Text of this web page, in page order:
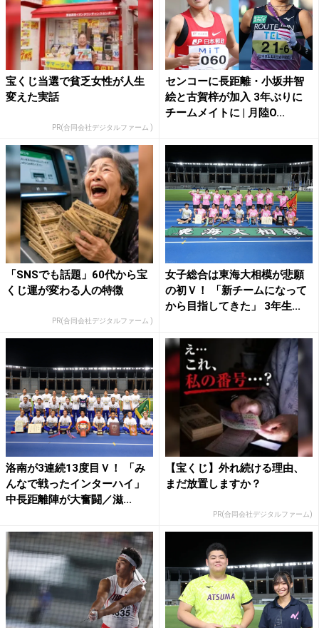
宝くじ当選で貧乏女性が人生
変えた実話
PR(合同会社デジタルファーム )
センコーに長距離・小坂井智
絵と古賀梓が加入 3年ぶりに
チームメイトに | 月陸O...
「SNSでも話題」60代から宝
くじ運が変わる人の特徴
PR(合同会社デジタルファーム )
女子総合は東海大相模が悲願
の初Ｖ！ 「新チームになって
から目指してきた」 3年生...
洛南が3連続13度目Ｖ！ 「み
んなで戦ったインターハイ」
中長距離陣が大奮闘／滋...
【宝くじ】外れ続ける理由、
まだ放置しますか？
PR(合同会社デジタルファーム)